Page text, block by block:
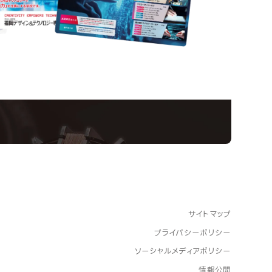
サイトマップ
プライバシーポリシー
ソーシャルメディアポリシー